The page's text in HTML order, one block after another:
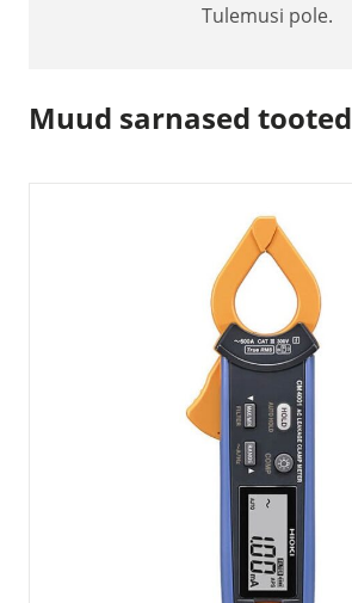
Tulemusi pole.
Muud sarnased tooted